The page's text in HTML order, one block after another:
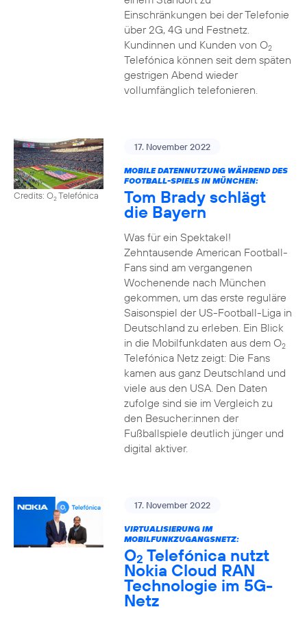
Einschränkungen bei der Telefonie
über 2G, 4G und Festnetz.
Kundinnen und Kunden von O2
Telefónica können seit dem späten
gestrigen Abend wieder
vollumfänglich telefonieren.
Credits: O2Telefónica
17. November 2022
MOBILE DATENNUTZUNG WÄHREND DES
FOOTBALL-SPIELS IN MÜNCHEN:
Tom Brady schlägt
die Bayern
Was für ein Spektakel!
Zehntausende American Football-
Fans sind am vergangenen
Wochenende nach München
gekommen, um das erste reguläre
Saisonspiel der US-Football-Liga in
Deutschland zu erleben. Ein Blick
in die Mobilfunkdaten aus dem O2
Telefónica Netz zeigt: Die Fans
kamen aus ganz Deutschland und
viele aus den USA. Den Daten
zufolge sind sie im Vergleich zu
den Besucher:innen der
Fußballspiele deutlich jünger und
digital aktiver.
17. November 2022
VIRTUALISIERUNG IM
MOBILFUNKZUGANGSNETZ:
O2 Telefónica nutzt
Nokia Cloud RAN
Technologie im 5G-
Netz